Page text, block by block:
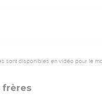
sont disponibles en vidéo pour le
frères